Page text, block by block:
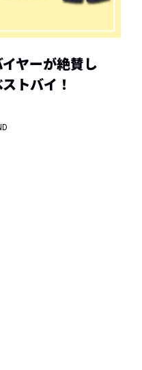
イヤーが絶賛し
トバイ！